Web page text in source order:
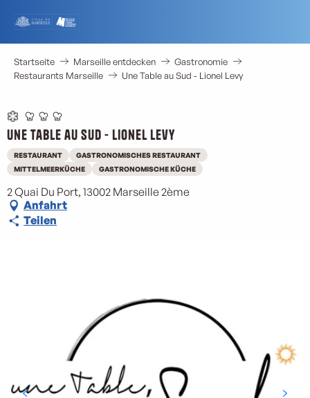
contenu
principal
Startseite Marseille entdecken
Gastronomie
Restaurants Marseille
Une Table au Sud - Lionel Levy
Une Table au Sud - Lionel Levy
RESTAURANT
GASTRONOMISCHES RESTAURANT
MITTELMEERKÜCHE
GASTRONOMISCHE KÜCHE
2 Quai Du Port, 13002 Marseille 2ème
Anfahrt
Teilen